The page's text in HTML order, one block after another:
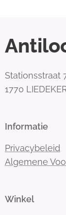
Stationsstraat
1770
Informatie
Privacybeleid
Algemene
Winkel